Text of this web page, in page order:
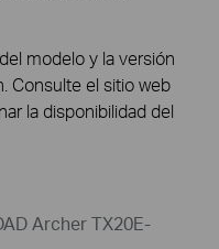
modelo y la versión
Consulte el sitio web
la disponibilidad del
Archer TX20E-